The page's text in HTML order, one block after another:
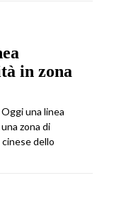
in zona
una linea
zona di
dello